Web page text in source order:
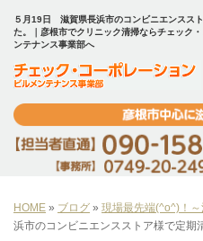
５月19日 滋賀県長浜市のコンビニエンスス
た。｜彦根市でクリニック清掃ならチェック
ンテナンス事業部へ
HOME » ブログ » 現場最先端(^o^)！
浜市のコンビニエンスストア様で定期